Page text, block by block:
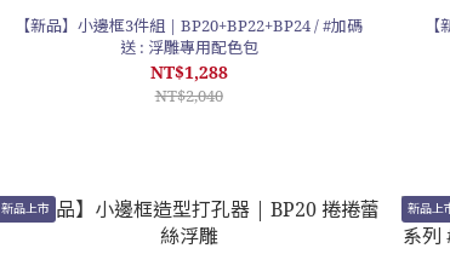
【新品】小邊框3件組 | BP20+BP22+BP24 / #加碼
送 : 浮雕專用配色包
NT$1,288
NT$2,040
新品上市 新品上